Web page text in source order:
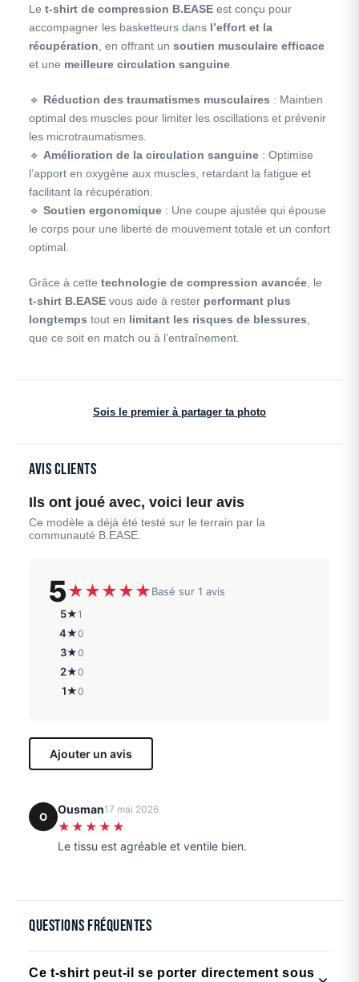
Le t-shirt de compression B.EASE est conçu pour
accompagner les basketteurs dans l’effort et la
récupération , en offrant un soutien musculaire efficace
et une meilleure circulation sanguine
🔹 Réduction des traumatismes musculaires : Maintien
optimal des muscles pour limiter les oscillations et prévenir
les microtraumatismes.
🔹 Amélioration de la circulation sanguine : Optimise
l’apport en oxygène aux muscles, retardant la fatigue et
facilitant la récupération.
🔹 Soutien ergonomique : Une coupe ajustée qui épouse
le corps pour une liberté de mouvement totale et un confort
optimal.
Grâce à cette technologie de compression avancée , le
t-shirt B.EASE vous aide à rester performant plus
longtemps tout en limitant les risques de blessures
que ce soit en match ou à l’entraînement.
Sois le premier à partager ta photo
Avis clients
Ils ont joué avec, voici leur avis
Ce modèle a déjà été testé sur le terrain par la
communauté B.EASE.
5★★★★★Basé sur 1 avis
5★1
4★0
3★0
2★0
1★0
Ajouter un avis
O
Ousman17 mai 2026
★★★★★
Le tissu est agréable et ventile bien.
Questions fréquentes
Ce t-shirt peut-il se porter directement sous